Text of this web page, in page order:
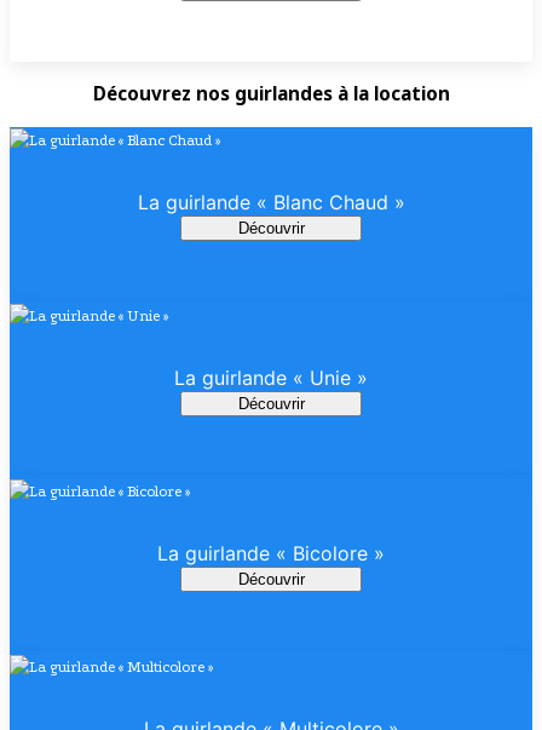
Découvrez nos guirlandes à la location
La guirlande « Blanc Chaud »
Découvrir
La guirlande « Unie »
Découvrir
La guirlande « Bicolore »
Découvrir